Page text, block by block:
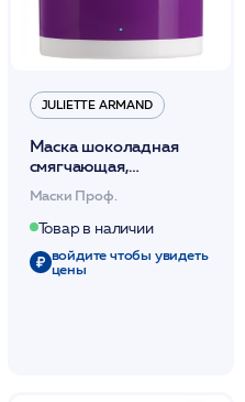
JULIETTE ARMAND
Маска шоколадная
смягчающая,
питающая,
увлажняющая 280мл
/JA
Маски Проф.
Товар в наличии
войдите чтобы увидеть
цены